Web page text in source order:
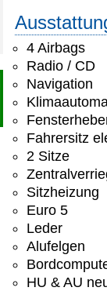
4 Airbags
Radio / CD
Navigation
Fahrersitz
2 Sitze
Sitzheizung
Euro 5
Leder
Alufelgen
HU & AU